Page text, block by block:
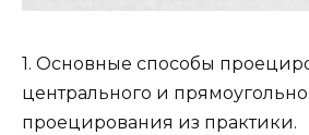
1. Основные способы
центрального и
проецирования из практики.